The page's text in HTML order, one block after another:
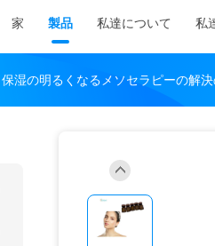
家 製品 私達について 私
保湿の明るくなるメソセラピーの解